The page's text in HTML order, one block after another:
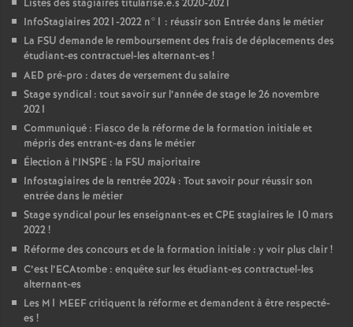
Listes des stagiaires titularisé.e.s 2020-2021
InfoStagiaires 2021-2022 n°1 : réussir son Entrée dans le métier
La FSU demande le remboursement des frais de déplacements des
étudiant-es contractuel-les alternant-es !
AED pré-pro : dates de versement du salaire
Stage syndical : tout savoir sur l’année de stage le 26 novembre
2021
Communiqué : Fiasco de la réforme de la formation initiale et
mépris des entrant-es dans le métier
Élection à l’INSPE : la FSU majoritaire
Infostagiaires de la rentrée 2024 : Tout savoir pour réussir son
entrée dans le métier
Stage syndical pour les enseignant-es etCPE stagiaires le 10 mars
2022!
Réforme des concours et de la formation initiale : y voir plus clair!
C’est l’ECAtombe : enquête sur les étudiant-es contractuel-les
alternant-es
Les M1 MEEFcritiquent la réforme et demandent à être respecté-
es !